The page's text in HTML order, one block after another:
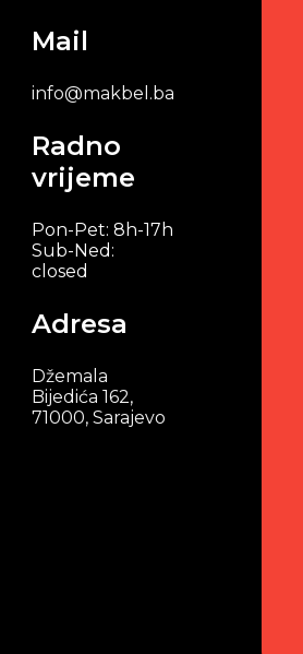
Mail
info@makbel.ba
Radno
vrijeme
Pon-Pet: 8h-17h
Sub-Ned:
closed
Adresa
Džemala
Bijedića 162,
71000, Sarajevo